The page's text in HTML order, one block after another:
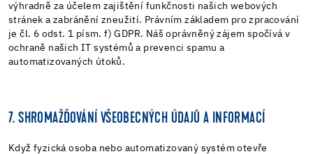
výhradně za účelem zajištění funkčnosti našich webových
stránek a zabránění zneužití. Právním základem pro zpracování
je čl. 6 odst. 1 písm. f) GDPR. Náš oprávněný zájem spočívá v
ochraně našich IT systémů a prevenci spamu a
automatizovaných útoků.
7. SHROMAŽĎOVÁNÍ VŠEOBECNÝCH ÚDAJŮ A INFORMACÍ
Když fyzická osoba nebo automatizovaný systém otevře